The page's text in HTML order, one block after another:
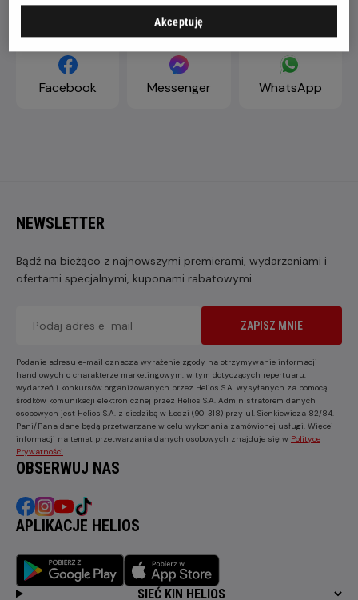
ZAPROŚ ZNAJOMYCH
Facebook Messenger WhatsApp
NEWSLETTER
Bądź na bieżąco z najnowszymi premierami, wydarzeniami i
ofertami specjalnymi, kuponami rabatowymi
ZAPISZ MNIE
Podanie adresu e-mail oznacza wyrażenie zgody na otrzymywanie informacji
handlowych o charakterze marketingowym, w tym dotyczących repertuaru,
wydarzeń i konkursów organizowanych przez Helios S.A. wysyłanych za pomocą
środków komunikacji elektronicznej przez Helios S.A. Administratorem danych
osobowych jest Helios S.A. z siedzibą w Łodzi (90-318) przy ul. Sienkiewicza 82/84.
Pani/Pana dane będą przetwarzane w celu wykonania zamówionej usługi. Więcej
informacji na temat przetwarzania danych osobowych znajduje się w Polityce
Prywatności
OBSERWUJ NAS
APLIKACJE HELIOS
SIEĆ KIN HELIOS
Akceptuję